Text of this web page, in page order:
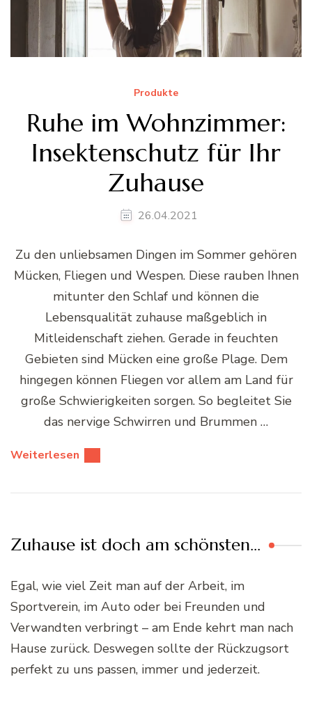
Produkte
Ruhe im Wohnzimmer:
Insektenschutz für Ihr
Zuhause
26.04.2021
Zu den unliebsamen Dingen im Sommer gehören
Mücken, Fliegen und Wespen. Diese rauben Ihnen
mitunter den Schlaf und können die
Lebensqualität zuhause maßgeblich in
Mitleidenschaft ziehen. Gerade in feuchten
Gebieten sind Mücken eine große Plage. Dem
hingegen können Fliegen vor allem am Land für
große Schwierigkeiten sorgen. So begleitet Sie
das nervige Schwirren und Brummen …
Weiterlesen
Zuhause ist doch am schönsten…
Egal, wie viel Zeit man auf der Arbeit, im
Sportverein, im Auto oder bei Freunden und
Verwandten verbringt – am Ende kehrt man nach
Hause zurück. Deswegen sollte der Rückzugsort
perfekt zu uns passen, immer und jederzeit.